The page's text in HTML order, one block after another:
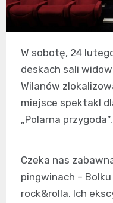
W sobotę, 24
deskach sali
Wilanów
miejsce spektakl
„Polarna przygoda”.
Czeka nas
pingwinach –
rock&rolla. Ich